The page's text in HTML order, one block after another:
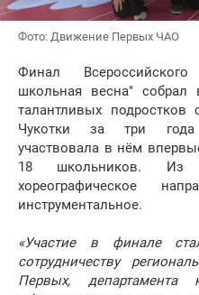
Фото: Движение Первых ЧАО
Финал
школьная весна"
талантливых
Чукотки за три года
участвовала в нём
18 школьников. Из
хореографическое
инструментальное.
«Участие в финале
сотрудничеству
Первых, департамента